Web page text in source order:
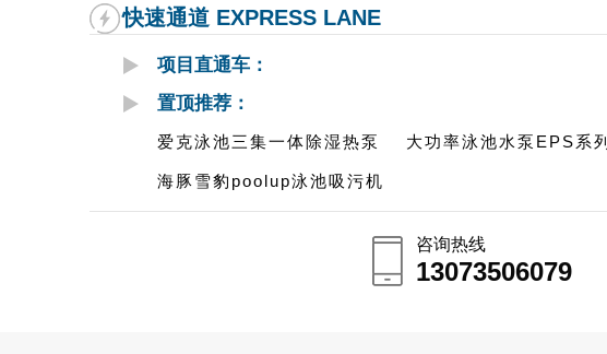
快速通道 EXPRESS LANE
项目直通车：
置顶推荐：
爱克泳池三集一体除湿热泵 大功率泳池水泵EPS系列
海豚雪豹poolup泳池吸污机
咨询热线
13073506079
13073506079